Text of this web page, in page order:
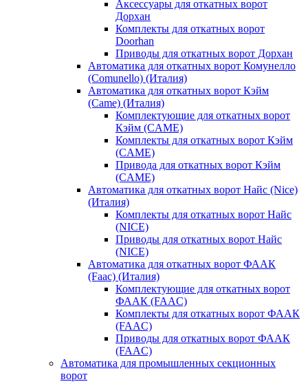
Аксессуары для откатных ворот
Дорхан
Комплекты для откатных ворот
Doorhan
Приводы для откатных ворот Дорхан
Автоматика для откатных ворот Комунелло
(Comunello) (Италия)
Автоматика для откатных ворот Кэйм
(Came) (Италия)
Комплектующие для откатных ворот
Кэйм (CAME)
Комплекты для откатных ворот Кэйм
(CAME)
Привода для откатных ворот Кэйм
(CAME)
Автоматика для откатных ворот Найс (Nice)
(Италия)
Комплекты для откатных ворот Найс
(NICE)
Приводы для откатных ворот Найс
(NICE)
Автоматика для откатных ворот ФААК
(Faac) (Италия)
Комплектующие для откатных ворот
ФААК (FAAC)
Комплекты для откатных ворот ФААК
(FAAC)
Приводы для откатных ворот ФААК
(FAAC)
Автоматика для промышленных секционных
ворот